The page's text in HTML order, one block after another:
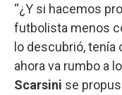
“¿Y si hacemos
futbolista menos
lo descubrió,
ahora va rumbo a
Scarsini se